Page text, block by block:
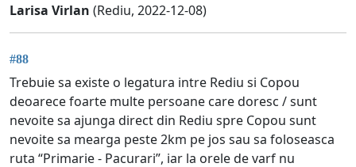
Larisa Virlan (Rediu, 2022-12-08)
#88
Trebuie sa existe o legatura intre Rediu si Copou
deoarece foarte multe persoane care doresc / sunt
nevoite sa ajunga direct din Rediu spre Copou sunt
nevoite sa mearga peste 2km pe jos sau sa foloseasca
ruta “Primarie - Pacurari”, iar la orele de varf nu